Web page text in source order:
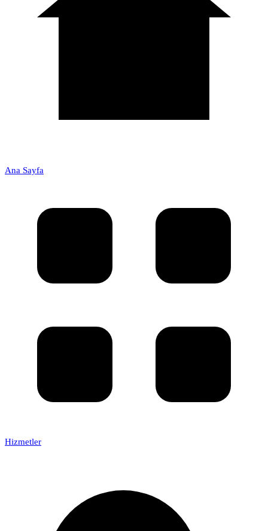
Ana Sayfa
Hizmetler